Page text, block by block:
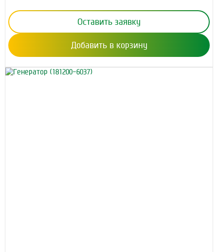
Оставить заявку
Добавить в корзину